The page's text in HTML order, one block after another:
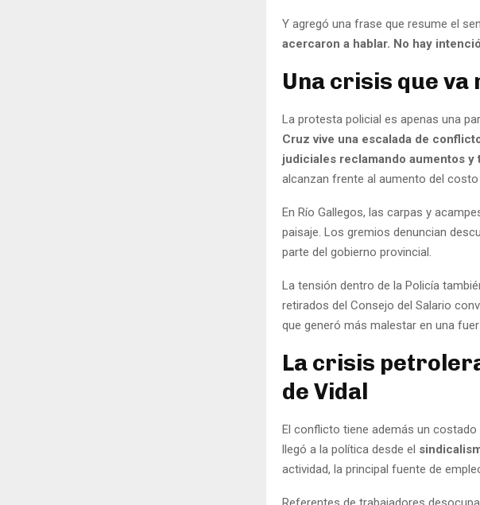
Y agregó una frase que resume el
acercaron a hablar. No hay
Una crisis que va
La protesta policial es apenas una
Cruz vive una escalada de
judiciales reclamando aumentos
alcanzan frente al aumento del costo
En Río Gallegos, las carpas y
paisaje. Los gremios denuncian
parte del gobierno provincial.
La tensión dentro de la Policía
retirados del Consejo del Salario
que generó más malestar en una
La crisis
de Vidal
El conflicto tiene además un
llegó a la política desde el
actividad, la principal fuente de